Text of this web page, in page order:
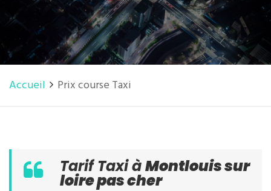
Accueil Prix course Taxi
Tarif Taxi àMontlouis sur
loire pas cher